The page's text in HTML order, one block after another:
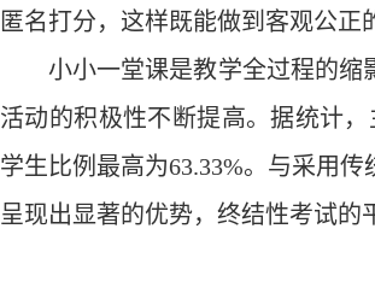
匿名打分，这样既能做到客观公正
小小一堂课是教学全过程的缩
活动的积极性不断提高。据统计
学生比例最高为63.33%。与采用
呈现出显著的优势，终结性考试的